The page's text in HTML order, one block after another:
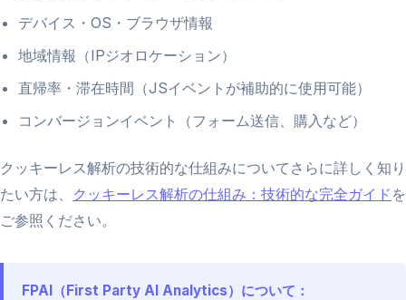
デバイス・OS・ブラウザ情報
地域情報（IPジオロケーション）
直帰率・滞在時間（JSイベントが補助的に使用可能）
コンバージョンイベント（フォーム送信、購入など）
クッキーレス解析の技術的な仕組みについてさらに詳しく知り
たい方は、 クッキーレス解析の仕組み：技術的な完全ガイド を
ご参照ください。
FPAI（First Party AI Analytics）について：